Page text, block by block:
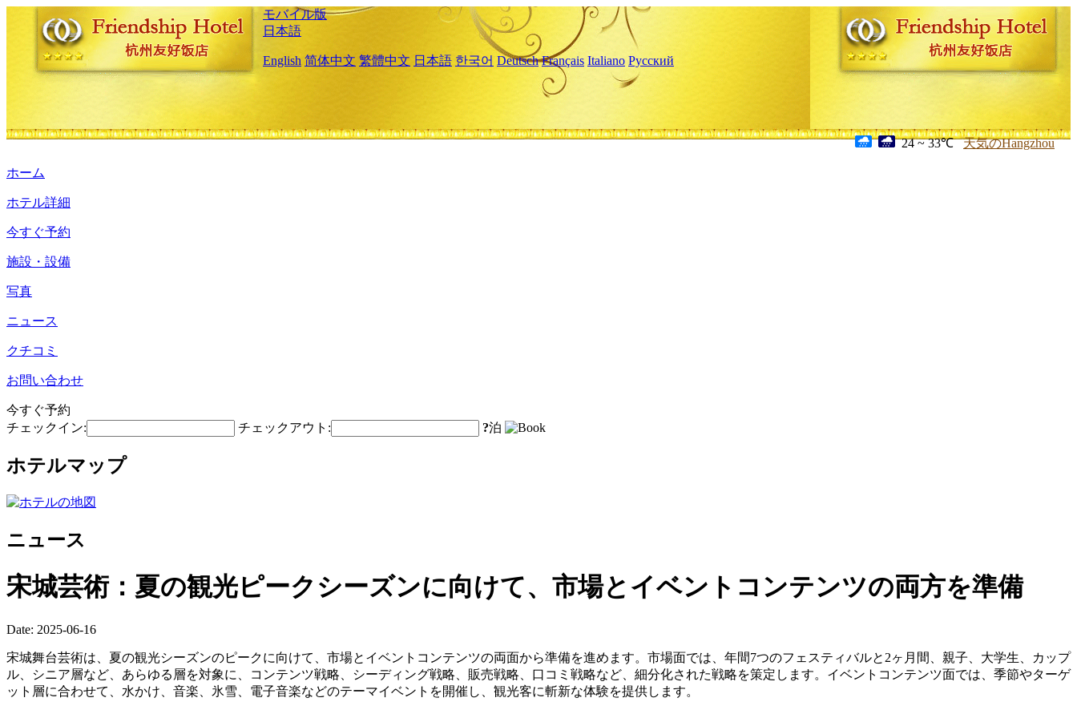
モバイル版
日本語
English 简体中文 繁體中文 日本語 한국어 Deutsch Français Italiano Русский
24 ~ 33℃ 天気のHangzhou
ホーム
ホテル詳細
今すぐ予約
施設・設備
写真
ニュース
クチコミ
お問い合わせ
今すぐ予約
チェックイン:
チェックアウト: ?泊
ホテルマップ
ニュース
宋城芸術：夏の観光ピークシーズンに向けて、市場とイベントコンテンツの両方を準備
Date: 2025-06-16
宋城舞台芸術は、夏の観光シーズンのピークに向けて、市場とイベントコンテンツの両面から準備を進めます。市場面では、年間7つのフェスティバルと2ヶ月間、親子、大学生、カップ
ル、シニア層など、あらゆる層を対象に、コンテンツ戦略、シーディング戦略、販売戦略、口コミ戦略など、細分化された戦略を策定します。イベントコンテンツ面では、季節やターゲ
ット層に合わせて、水かけ、音楽、氷雪、電子音楽などのテーマイベントを開催し、観光客に斬新な体験を提供します。